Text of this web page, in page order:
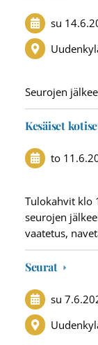
su
Seurojen
Kesäiset
to
Tulokahvit klo
seurojen
vaatetus,
Seurat
su